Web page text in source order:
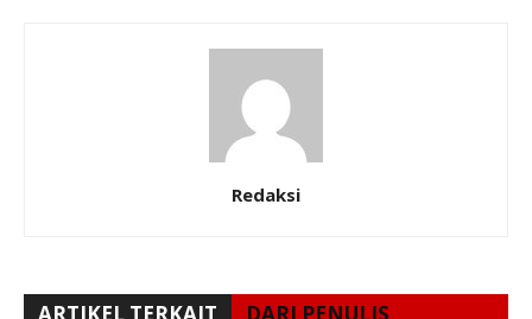
Redaksi